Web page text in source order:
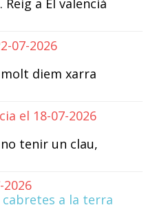
Reig a El valencià
07-2026
diem xarra
el 18-07-2026
tenir un clau,
2026
a la terra